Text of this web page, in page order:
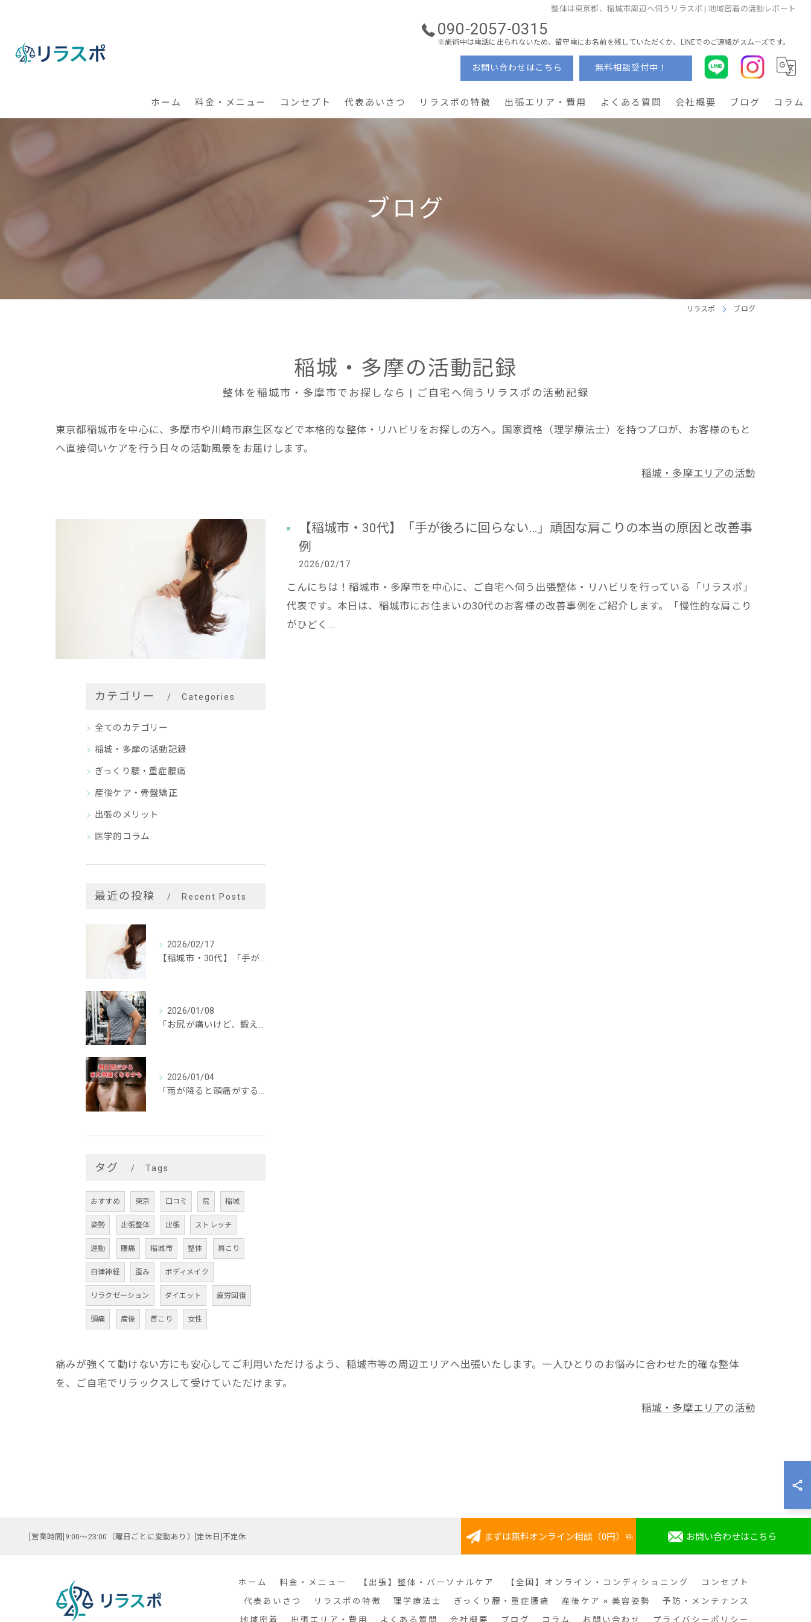
整体は東京都、稲城市周辺へ伺うリラスポ | 地域密着の活動レポート
090-2057-0315
※施術中は電話に出られないため、留守電にお名前を残していただくか、LINEでのご連絡がスムーズです。
お問い合わせはこちら 無料相談受付中！
ホーム 料金・メニュー
【全国】オンライン・コンディショニング
コンセプト 代表あいさつ リラスポの特徴
産後ケア × 美容姿勢
出張エリア・費用 よくある質問 会社概要 ブログ コラム
ブログ
リラスポ ブログ
稲城・多摩の活動記録
整体を稲城市・多摩市でお探しなら | ご自宅へ伺うリラスポの活動記録
東京都稲城市を中心に、多摩市や川崎市麻生区などで本格的な整体・リハビリをお探しの方へ。国家資格（理学療法士）を持つプロが、お客様のもと
へ直接伺いケアを行う日々の活動風景をお届けします。
稲城・多摩エリアの活動
【稲城市・30代】「手が後ろに回らない…」頑固な肩こりの本当の原因と改善事
例
2026/02/17
こんにちは！稲城市・多摩市を中心に、ご自宅へ伺う出張整体・リハビリを行っている「リラスポ」
代表です。本日は、稲城市にお住まいの30代のお客様の改善事例をご紹介します。「慢性的な肩こり
がひどく…
カテゴリー Categories
全てのカテゴリー
稲城・多摩の活動記録
ぎっくり腰・重症腰痛
産後ケア・骨盤矯正
出張のメリット
医学的コラム
最近の投稿 Recent Posts
2026/02/17
【稲城市・30代】「手が後ろに回らない…」頑固な肩こりの本当の原因と改善事例
2026/01/08
「お尻が痛いけど、鍛えなきゃ！」と思っていませんか？
2026/01/04
「雨が降ると頭痛がする…」
タグ Tags
おすすめ 東京 口コミ 院 稲城
姿勢 出張整体 出張 ストレッチ
運動 腰痛 稲城市 整体 肩こり
自律神経 歪み ボディメイク
リラクゼーション ダイエット 疲労回復
頭痛 産後 首こり 女性
痛みが強くて動けない方にも安心してご利用いただけるよう、稲城市等の周辺エリアへ出張いたします。一人ひとりのお悩みに合わせた的確な整体
を、ご自宅でリラックスして受けていただけます。
稲城・多摩エリアの活動
[営業時間]9:00～23:00（曜日ごとに変動あり）[定休日]不定休 まずは無料オンライン相談（0円） お問い合わせはこちら
ホーム 料金・メニュー 【出張】整体・パーソナルケア 【全国】オンライン・コンディショニング
コンセプト
代表あいさつ
リラスポの特徴 理学療法士 ぎっくり腰・重症腰痛 産後ケア × 美容姿勢
予防・メンテナンス
地域密着
出張エリア・費用 よくある質問 会社概要 ブログ コラム お問い合わせ プライバシーポリシー